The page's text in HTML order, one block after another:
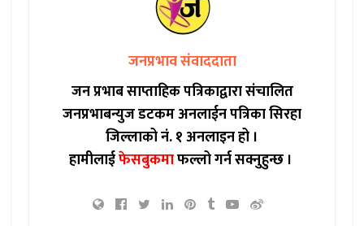
जनप्रभाव संवाददाता
जन प्रभाब साप्ताहिक पत्रिकाद्वारा संचालित
जनप्रभाबन्युज डटकम अनलाईन पत्रिका सिरहा
जिल्लाको नं. १ अनलाइन हो ।
हामीलाईफेसबुकमाफल्लो गर्न सक्नुहुन्छ ।